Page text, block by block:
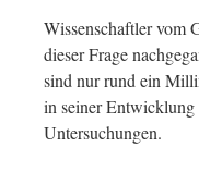
Wissenschaftler vom
dieser Frage
sind nur rund ein
in seiner Entwicklung
Untersuchungen.